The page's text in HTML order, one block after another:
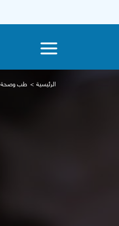
الرئيسية طب وصحة